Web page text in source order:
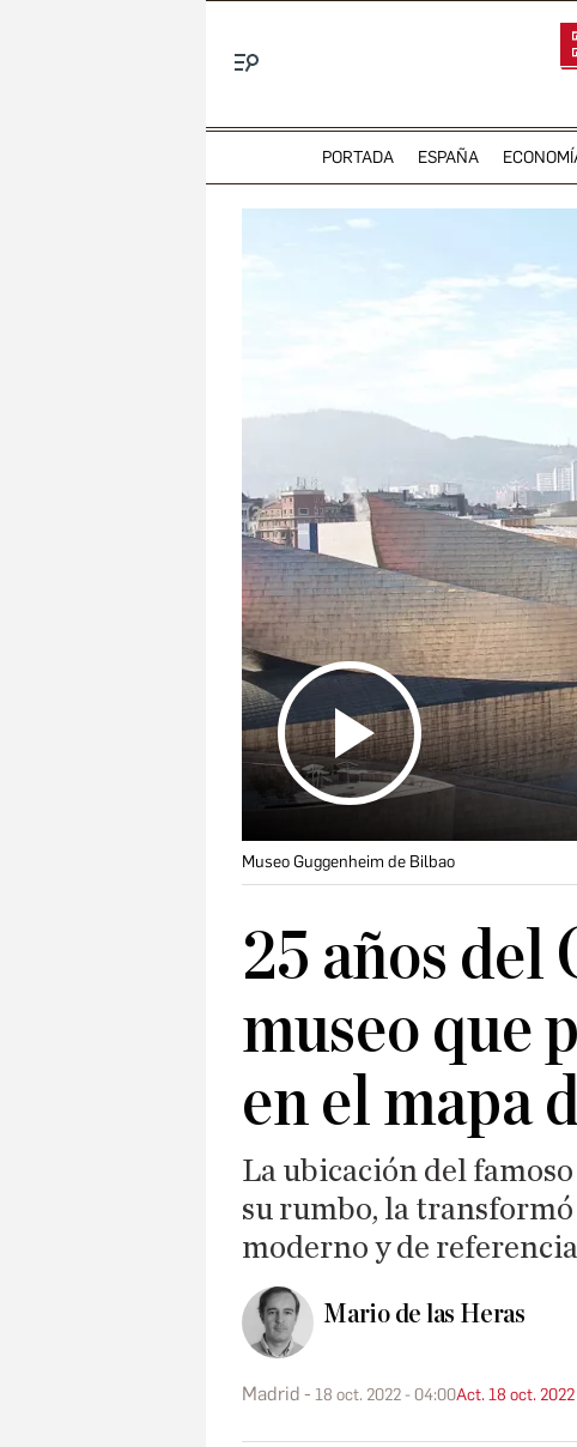
PORTADA ESPAÑA
Museo Guggenheim de Bilbao
25 años del
museo que
en el mapa
La ubicación del
su rumbo, la
moderno y de referencia
Mario de las Heras
Madrid 18 oct. 2022 - 04:00Act. 18 oct.